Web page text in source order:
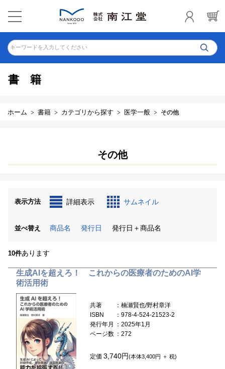
キーワードを入力してください
書籍
ホーム 書籍 カテゴリから探す 医学一般 その他
その他
表示方法 詳細表示 サムネイル
並べ替え 商品名 発行日 発行日＋商品名
10件あります
生成AIを超えろ！ これからの医療者のためのAI学
術活用術
共著
：楠瀬賢也/野村章洋
ISBN
：978-4-524-21523-2
発行年月
：2025年1月
ページ数 ：272
定価3,740円(本体3,400円 ＋ 税)